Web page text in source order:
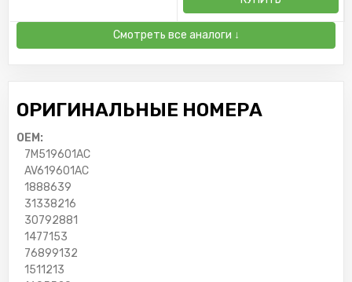
Смотреть все аналоги ↓
ОРИГИНАЛЬНЫЕ НОМЕРА
OEM:
7M519601AC
AV619601AC
1888639
31338216
30792881
1477153
76899132
1511213